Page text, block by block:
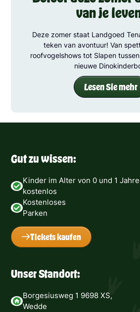
van je
Deze zomer staat Landgoed
teken van avontuur! Van
roofvogelshows tot Slapen
nieuwe
Lesen Sie mehr
Gut zu wissen:
Kinder im Alter von 0 und 1
kostenlos
Kostenloses
Parken
Tickets kaufen
Unser Standort:
Borgesiusweg 1 9698 XS,
Wedde